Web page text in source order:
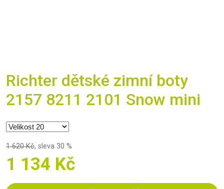
Richter dětské zimní boty
2157 8211 2101 Snow mini
1 620 Kč, sleva 30 %
1 134 Kč